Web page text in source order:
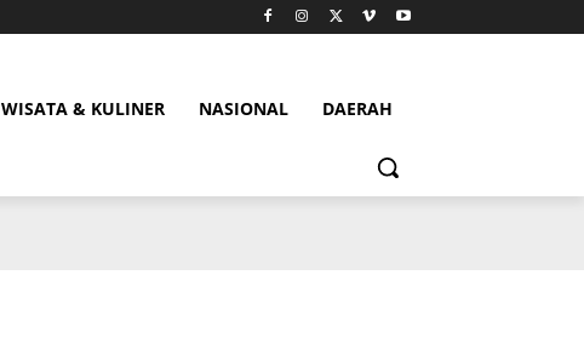
WISATA & KULINER NASIONAL DAERAH